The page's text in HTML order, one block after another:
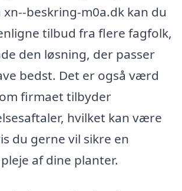
xn--beskring-m0a.dk kan du
tilbud fra flere fagfolk,
den løsning, der passer
bedst. Det er også værd
firmaet tilbyder
hvilket kan være
du gerne vil sikre en
af dine planter.